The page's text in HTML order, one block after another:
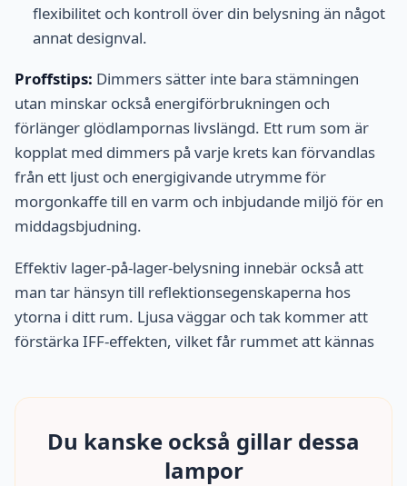
flexibilitet och kontroll över din belysning än något
annat designval.
Proffstips: Dimmers sätter inte bara stämningen
utan minskar också energiförbrukningen och
förlänger glödlampornas livslängd. Ett rum som är
kopplat med dimmers på varje krets kan förvandlas
från ett ljust och energigivande utrymme för
morgonkaffe till en varm och inbjudande miljö för en
middagsbjudning.
Effektiv lager-på-lager-belysning innebär också att
man tar hänsyn till reflektionsegenskaperna hos
ytorna i ditt rum. Ljusa väggar och tak kommer att
förstärka IFF-effekten, vilket får rummet att kännas
Du kanske också gillar dessa
lampor